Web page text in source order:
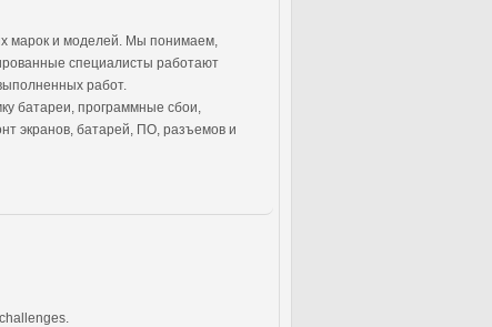
марок и моделей. Мы понимаем,
специалисты работают
работ.
батареи, программные сбои,
экранов, батарей, ПО, разъемов и